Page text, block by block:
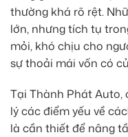
thường khá rõ rệt.
lớn, nhưng tích tụ
mỏi, khó chịu cho
sự thoải mái vốn có
Tại Thành Phát Auto,
lý các điểm yếu về
là cần thiết để nâng